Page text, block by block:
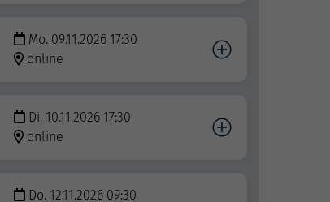
Mo. 09.11.2026 17:30
online
Di. 10.11.2026 17:30
online
Do. 12.11.2026 09:30